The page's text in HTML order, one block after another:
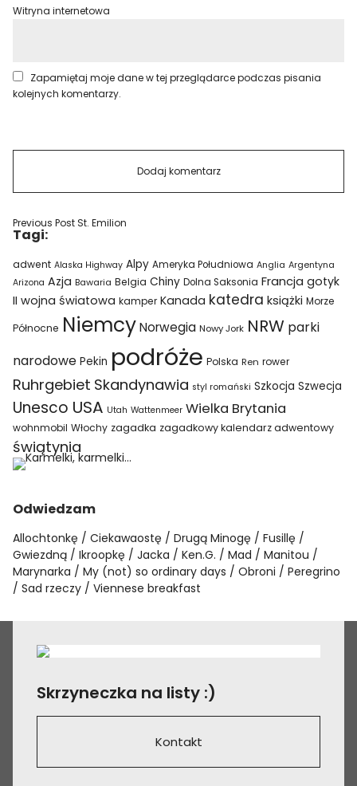
Witryna internetowa
Zapamiętaj moje dane w tej przeglądarce podczas pisania
kolejnych komentarzy.
Previous PostSt. Emilion
Tagi:
adwent Alaska Highway Alpy Ameryka Południowa Anglia Argentyna
Arizona Azja Bawaria Belgia Chiny Dolna Saksonia Francja gotyk
II wojna światowa kamper Kanada katedra książki Morze
Północne Niemcy Norwegia Nowy Jork NRW parki
narodowe Pekin podróże Polska Ren rower
Ruhrgebiet Skandynawia styl romański Szkocja Szwecja
Unesco USA Utah Wattenmeer Wielka Brytania
wohnmobil Włochy zagadka zagadkowy kalendarz adwentowy
świątynia
Odwiedzam
Allochtonkę Ciekawaostę Drugą Minogę
Fusillę
Gwiezdną
Ikroopkę Jacka Ken.G. Mad
Manitou
Marynarka
My (not) so ordinary days Obroni
Peregrino
Sad rzeczy
Viennese breakfast
Skrzyneczka na listy :)
Kontakt